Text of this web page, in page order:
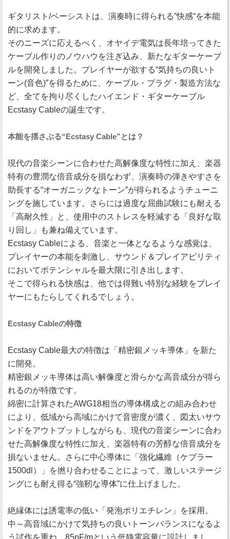
ギタリスト/ベーシストは、演奏時に得られる”快感“を本能
的に求めます。
そのニーズに応えるべく、オヤイデ電気は長年培ってきた
ケーブル作りのノウハウを注ぎ込み、新たなギターケーブ
ルを開発しました。プレイヤーが欲する“気持ちの良いト
ーン(音色)”を得るために、ケーブル・プラグ・製造方法な
ど、全てを拘り尽くしたハイエンド・ギターケーブル
Ecstasy Cableの誕生です。
本能を揺さぶる“Ecstasy Cable”とは？
現代の音楽シーンに合わせた高解像度な特性に加え、楽器
特有の豊潤な倍音成分を損なわず、演奏時の弾きやすさを
助長する“オーガニックなトーン”が得られるようチューニ
ングを施しています。さらには過度な屈曲試験にも耐える
「高耐久性」と、使用中のストレスを軽減する「良好な取
り回し」も兼ね備えています。
Ecstasy Cableによる、音楽と一体となるような感覚は、
プレイヤーの本能を刺激し、サウンド＆プレイアビリティ
においてポテンシャルを最大限に引き出します。
そこで得られる快感は、他では得難い特別な経験をプレイ
ヤーにもたらしてくれるでしょう。
Ecstasy Cableの特徴
Ecstasy Cable最大の特徴は「精密銀メッキ導体」を新た
に開発。
精密銀メッキ導体は高い解像度と滑らかな高音成分が得ら
れるのが特徴です。
綿密に計算されたAWG18相当の導体構成との組み合わせ
により、低域から高域にかけて音密度が濃く、図太いサウ
ンドをアウトプットしながらも、現代の音楽シーンに合わ
せた高解像度な特性に加え、楽器特有の芳醇な倍音成分を
損ないません。さらに中心導体に「強化繊維（ケブラー
1500dl）」を撚り合わせることによって、激しいステージ
ングにも耐え得る“強靭な導体”に仕上げました。
絶縁体には誘電率の低い「発泡ポリエチレン」を採用。
中～高音域にかけて気持ちの良いトーンバランスになるよ